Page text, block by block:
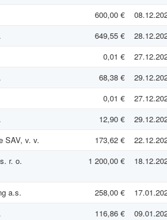
600,00 €
649,55 €
0,01 €
68,38 €
0,01 €
12,90 €
SAV, v. v. 173,62 €
r. o. 1 200,00 €
a.s. 258,00 €
116,86 €